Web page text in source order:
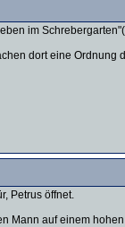
im
dort eine Ordnung
Petrus öffnet.
Mann auf einem